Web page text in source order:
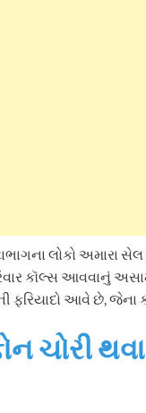
લોકો અમારા
કૉલ્સ આવવાનું
ફરિયાદો આવે છે, જેના
ચોરી